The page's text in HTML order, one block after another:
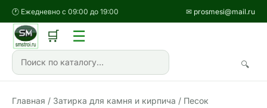
🕐 Ежедневно с 09:00 до 19:00 ✉ prosmesi@mail.ru
🔍
🛒 ☰
Главная / Затирка для камня и кирпича / Песок